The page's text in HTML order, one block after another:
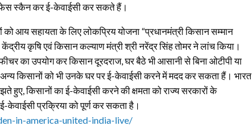
फेस स्कैन कर ई-केवाईसी कर सकते हैं।
को आय सहायता के लिए लोकप्रिय योजना “प्रधानमंत्री किसान सम्मान
कृषि एवं किसान कल्याण मंत्री श्री नरेंद्र सिंह तोमर ने लांच किया।
का उपयोग कर किसान दूरदराज, घर बैठे भी आसानी से बिना ओटीपी या
किसानों को भी उनके घर पर ई-केवाईसी करने में मदद कर सकता हैं। भारत
किसानों का ई-केवाईसी करने की क्षमता को राज्य सरकारों के
केवाईसी प्रक्रिया को पूर्ण कर सकता है।
in-america-united-india-live/